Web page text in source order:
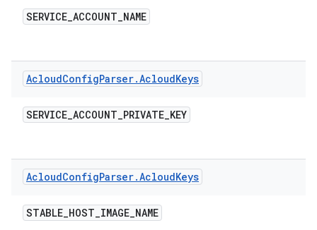
SERVICE_ACCOUNT_NAME
AcloudConfigParser.AcloudKeys
SERVICE_ACCOUNT_PRIVATE_KEY
AcloudConfigParser.AcloudKeys
STABLE_HOST_IMAGE_NAME